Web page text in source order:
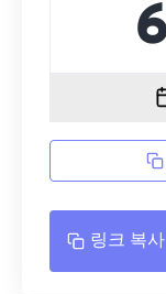
링크 복사